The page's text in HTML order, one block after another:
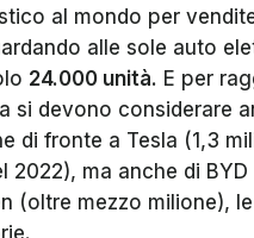
al mondo per
alle sole auto
24.000 unità. E per
si devono considerare
di fronte a Tesla (1,3
2022), ma anche di
(oltre mezzo milione),